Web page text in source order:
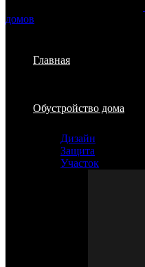
домов
Главная
Обустройство дома
Дизайн
Защита
Участок